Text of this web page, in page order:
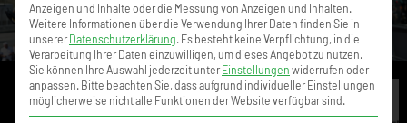
Anzeigen und Inhalte oder die Messung von Anzeigen und Inhalten.
Weitere Informationen über die Verwendung Ihrer Daten finden Sie in
unserer Datenschutzerklärung. Es besteht keine Verpflichtung, in die
Verarbeitung Ihrer Daten einzuwilligen, um dieses Angebot zu nutzen.
Sie können Ihre Auswahl jederzeit unter Einstellungen widerrufen oder
anpassen. Bitte beachten Sie, dass aufgrund individueller Einstellungen
möglicherweise nicht alle Funktionen der Website verfügbar sind.